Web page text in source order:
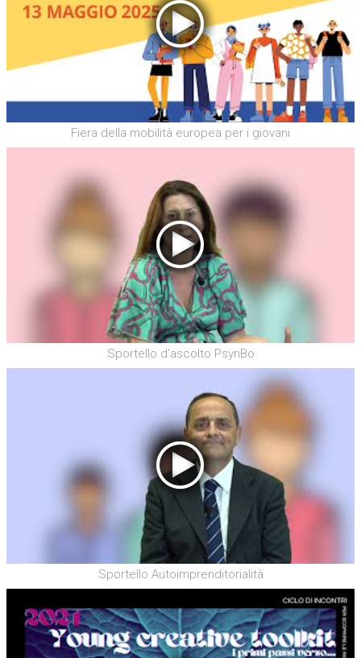
Fiera della mobilità europea per i giovani
Sportello d'ascolto PsynBo
Sportello Autoimprenditorialità